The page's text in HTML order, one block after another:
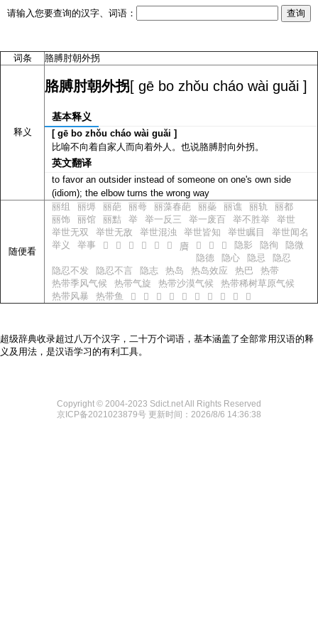
请输入您要查询的汉字、词语：
词条 胳膊肘朝外拐
释义
胳膊肘朝外拐[ gē bo zhǒu cháo wài guǎi ]
基本释义
[ gē bo zhǒu cháo wài guǎi ]
比喻不向着自家人而向着外人。也说胳膊肘向外拐。
英文翻译
to favor an outsider instead of someone on one's own side
(idiom); the elbow turns the wrong way
随便看
丽组 丽缛 丽葩 丽蕚 丽藻春葩 丽蘂 丽谯 丽轨
丽都
丽饰
丽馆 丽黠 举 举一反三 举一废百 举不胜举
举世
举世无双
举世无敌 举世混浊 举世皆知 举世瞩目
举世闻名
举义
举事 𪖿 𪗀 𪗁 𪗂 𪗄 𪗅 𪗆 𪗇 𪗈 𪗉 隐影 隐徇
隐微
隐德
隐心 隐忌
隐忍
隐忍不发
隐忍不言 隐志 热岛 热岛效应 热巴
热带
热带季风气候
热带气旋 热带沙漠气候
热带稀树草原气候
热带风暴
热带鱼 𠵛 𠵜 𠵝 𠵝 𠵞 𠵟 𠵠 𠵡 𠵢 𠵣
超级辞典收录超过八万个汉字，二十万个词语，基本涵盖了全部常用汉语的释
义及用法，是汉语学习的有利工具。
Copyright © 2004-2023 Sdict.net All Rights Reserved
京ICP备2021023879号 更新时间：2026/8/6 14:36:38